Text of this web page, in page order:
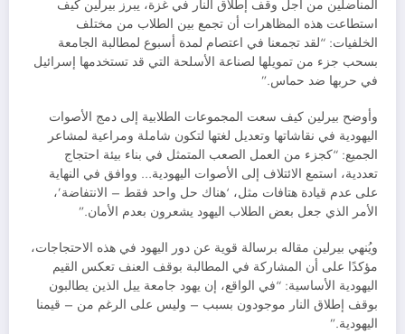
المناضلين من أجل وقف إطلاق النار في غزة، يبرز بيرلين كيف
استطاعت هذه المظاهرات أن تجمع بين الطلاب من مختلف
الخلفيات: “لقد تجمعنا في اعتصام لمدة أسبوع لمطالبة الجامعة
بسحب جزء من تمويلها لصناعة الأسلحة التي قد تستخدمها إسرائيل
في حربها ضد حماس.”
وأوضح بيرلين كيف سعت المجموعات الطلابية إلى دمج الأصوات
اليهودية في نقاشاتها وتعديل لغتها لتكون شاملة ومراعية لمشاعر
الجميع: “كجزء من العمل الصعب المتمثل في بناء بيئة احتجاج
تعددية، استمع الائتلاف إلى الأصوات اليهودية… ووافق في النهاية
على عدم قيادة هتافات مثل، ‘هناك حل واحد فقط – الانتفاضة’،
الأمر الذي جعل بعض الطلاب اليهود يشعرون بعدم الأمان.”
ويُنهي بيرلين مقاله برسالة قوية عن دور اليهود في هذه الاحتجاجات،
مؤكدًا على أن المشاركة في المطالبة بوقف العنف تعكس القيم
اليهودية الأساسية: “في الواقع، إن يهود جامعة ييل الذين يطالبون
بوقف إطلاق النار موجودون بسبب – وليس على الرغم من – قيمنا
اليهودية.”